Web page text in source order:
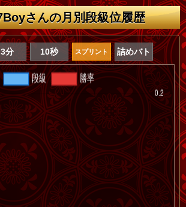
さんの月別段級位履歴
3分 10秒 スプリント 詰めバト